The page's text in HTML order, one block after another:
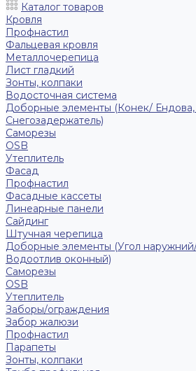
Каталог товаров
Кровля
Профнастил
Фальцевая кровля
Металлочерепица
Лист гладкий
Зонты, колпаки
Водосточная система
Доборные элементы (Конек/ Ендова,
Снегозадержатель)
Саморезы
ОSB
Утеплитель
Фасад
Профнастил
Фасадные кассеты
Линеарные панели
Сайдинг
Штучная черепица
Доборные элементы (Угол
Водоотлив оконный)
Саморезы
OSB
Утеплитель
Заборы/ограждения
Забор жалюзи
Профнастил
Парапеты
Зонты, колпаки